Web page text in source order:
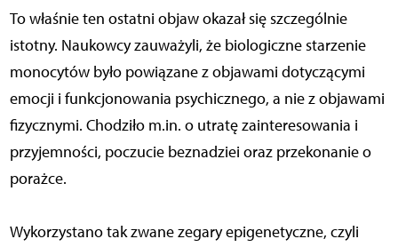
To właśnie ten ostatni objaw okazał się szczególnie
istotny. Naukowcy zauważyli, że biologiczne starzenie
monocytów było powiązane z objawami dotyczącymi
emocji i funkcjonowania psychicznego, a nie z objawami
fizycznymi. Chodziło m.in. o utratę zainteresowania i
przyjemności, poczucie beznadziei oraz przekonanie o
porażce.
Wykorzystano tak zwane zegary epigenetyczne, czyli